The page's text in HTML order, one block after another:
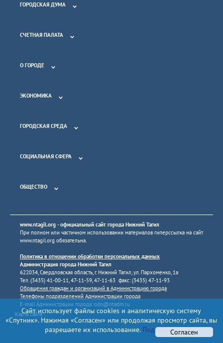
ГОРОДСКАЯ ДУМА
СЧЕТНАЯ ПАЛАТА
О ГОРОДЕ
ЭКОНОМИКА
ГОРОДСКАЯ СРЕДА
СОЦИАЛЬНАЯ СФЕРА
ОБЩЕСТВО
www.ntagil.org - официальный сайт города Нижний Тагил
При полном или частичном использовании материалов гиперссылка на сайт
www.ntagil.org обязательна.
Политика в отношении обработки персональных данных
Администрация города Нижний Тагил
622034, Свердловская область, г. Нижний Тагил, ул. Пархоменко, 1а
Тел. (3435) 41-00-11, 47-11-59, 47-11-63 факс: (3435) 47-11-93
Обращения граждан и организаций в Администрацию города
Телефоны подразделений Администрации города
E-mail Администрации города: odo@ntadm.ru
Карта сайта
Сайт использует файлы cookies и аналитическую систему
«Спутник». Нажимая «Согласен» или продолжая просмотр сайта, вы
разрешаете их использование.ПодробнееСогласен